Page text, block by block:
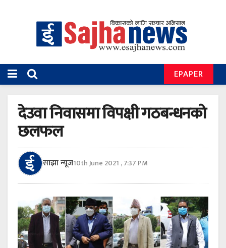
EPAPER
देउवा निवासमा विपक्षी गठबन्धनको
छलफल
साझा न्यूज10th June 2021 , 7:37 PM